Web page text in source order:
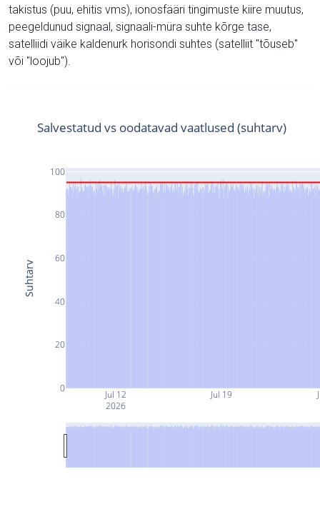
takistus (puu, ehitis vms), ionosfääri tingimuste kiire muutus,
peegeldunud signaal, signaali-müra suhte kõrge tase,
satelliidi väike kaldenurk horisondi suhtes (satelliit "tõuseb"
või "loojub").
Jul 12
2026
Jul 19
0
20
40
60
80
100
Salvestatud vs oodatavad vaatlused (suhtarv)
Suhtarv